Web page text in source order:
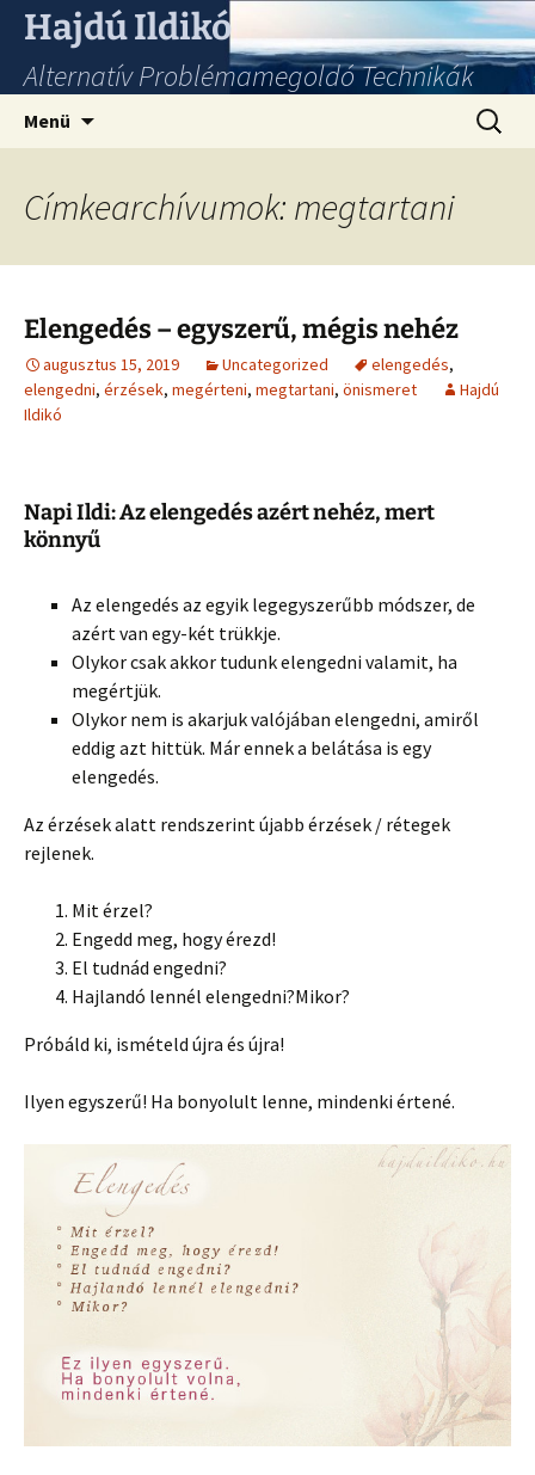
Hajdú Ildikó
Alternatív Problémamegoldó Technikák
Menü
Címkearchívumok: megtartani
Elengedés – egyszerű, mégis nehéz
augusztus 15, 2019 Uncategorized elengedés,
elengedni, érzések, megérteni, megtartani, önismeret
Hajdú
Ildikó
Napi Ildi: Az elengedés azért nehéz, mert
könnyű
Az elengedés az egyik legegyszerűbb módszer, de
azért van egy-két trükkje.
Olykor csak akkor tudunk elengedni valamit, ha
megértjük.
Olykor nem is akarjuk valójában elengedni, amiről
eddig azt hittük. Már ennek a belátása is egy
elengedés.
Az érzések alatt rendszerint újabb érzések / rétegek
rejlenek.
Mit érzel?
Engedd meg, hogy érezd!
El tudnád engedni?
Hajlandó lennél elengedni?Mikor?
Próbáld ki, ismételd újra és újra!
Ilyen egyszerű! Ha bonyolult lenne, mindenki értené.